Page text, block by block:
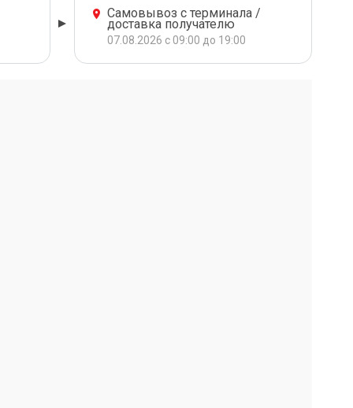
Самовывоз с терминала /
доставка получателю
07.08.2026 с 09:00 до 19:00